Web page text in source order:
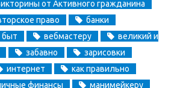
от Активного гражданина
право
банки
быт вебмастеру
великий и
забавно
зарисовки
интернет
как правильно
финансы манимейкеру